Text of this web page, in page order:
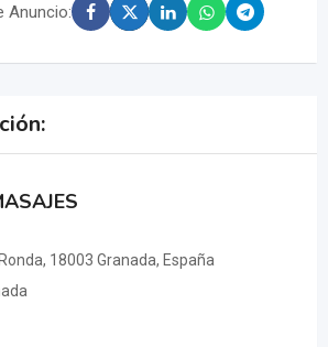
Anuncio:
18003 Granada, España